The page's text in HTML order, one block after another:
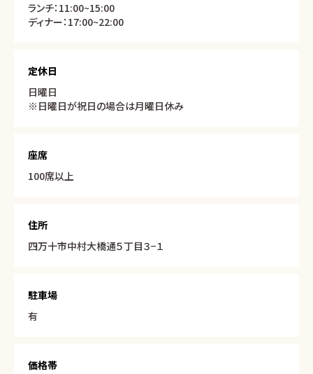
ランチ：11:00~15:00
ディナー：17:00~22:00
定休日
日曜日
※日曜日が祝日の場合は月曜日休み
座席
100席以上
住所
四万十市中村大橋通５丁目３−１
駐車場
有
価格帯